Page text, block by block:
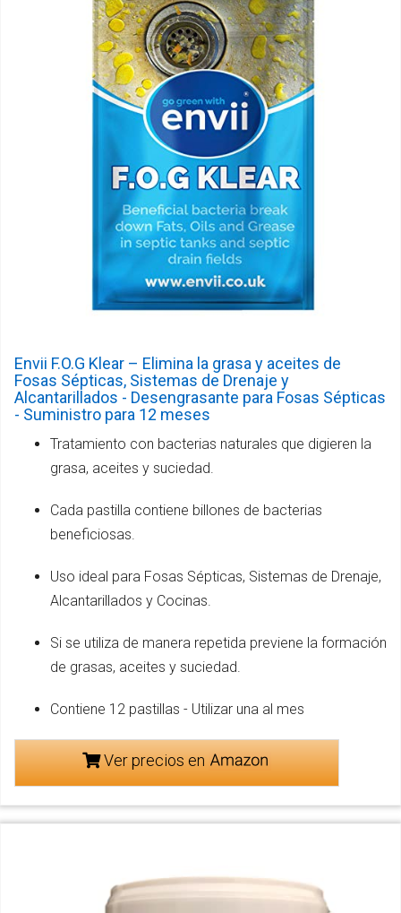
Envii F.O.G Klear – Elimina la grasa y aceites de
Fosas Sépticas, Sistemas de Drenaje y
Alcantarillados - Desengrasante para Fosas Sépticas
- Suministro para 12 meses
Tratamiento con bacterias naturales que digieren la
grasa, aceites y suciedad.
Cada pastilla contiene billones de bacterias
beneficiosas.
Uso ideal para Fosas Sépticas, Sistemas de Drenaje,
Alcantarillados y Cocinas.
Si se utiliza de manera repetida previene la formación
de grasas, aceites y suciedad.
Contiene 12 pastillas - Utilizar una al mes
Ver precios en